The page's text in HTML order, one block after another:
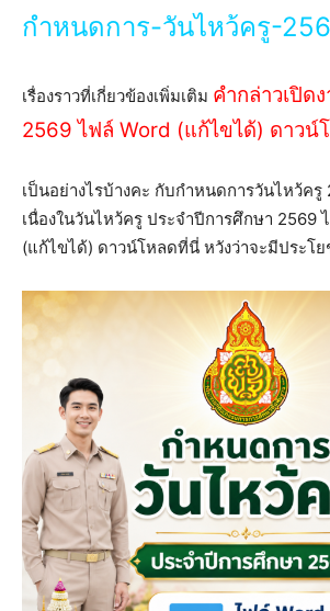
กำหนดการ-วันไหว้ครู-
เรื่องราวที่เกี่ยวข้องเพิ่มเติม คำกล่าวเปิด
2569 ไฟล์ Word (แก้ไขได้) ดาวน์
เป็นอย่างไรบ้างคะ กับกำหนดการวันไหว้ค
เนื่องในวันไหว้ครู ประจำปีการศึกษา 2569
(แก้ไขได้) ดาวน์โหลดที่นี่ หวังว่าจะมีประโ